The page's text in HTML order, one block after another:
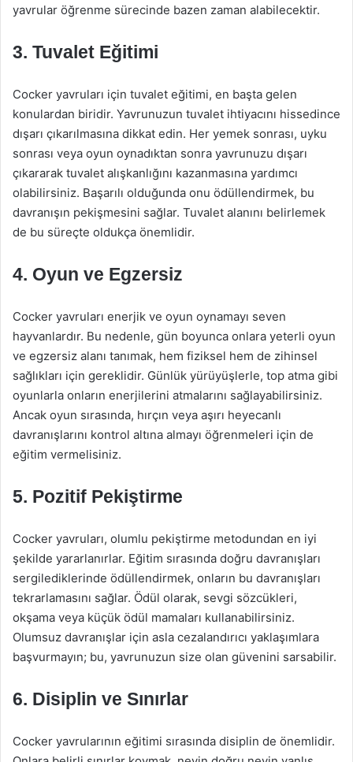
yavrular öğrenme sürecinde bazen zaman alabilecektir.
3. Tuvalet Eğitimi
Cocker yavruları için tuvalet eğitimi, en başta gelen
konulardan biridir. Yavrunuzun tuvalet ihtiyacını hissedince
dışarı çıkarılmasına dikkat edin. Her yemek sonrası, uyku
sonrası veya oyun oynadıktan sonra yavrunuzu dışarı
çıkararak tuvalet alışkanlığını kazanmasına yardımcı
olabilirsiniz. Başarılı olduğunda onu ödüllendirmek, bu
davranışın pekişmesini sağlar. Tuvalet alanını belirlemek
de bu süreçte oldukça önemlidir.
4. Oyun ve Egzersiz
Cocker yavruları enerjik ve oyun oynamayı seven
hayvanlardır. Bu nedenle, gün boyunca onlara yeterli oyun
ve egzersiz alanı tanımak, hem fiziksel hem de zihinsel
sağlıkları için gereklidir. Günlük yürüyüşlerle, top atma gibi
oyunlarla onların enerjilerini atmalarını sağlayabilirsiniz.
Ancak oyun sırasında, hırçın veya aşırı heyecanlı
davranışlarını kontrol altına almayı öğrenmeleri için de
eğitim vermelisiniz.
5. Pozitif Pekiştirme
Cocker yavruları, olumlu pekiştirme metodundan en iyi
şekilde yararlanırlar. Eğitim sırasında doğru davranışları
sergilediklerinde ödüllendirmek, onların bu davranışları
tekrarlamasını sağlar. Ödül olarak, sevgi sözcükleri,
okşama veya küçük ödül mamaları kullanabilirsiniz.
Olumsuz davranışlar için asla cezalandırıcı yaklaşımlara
başvurmayın; bu, yavrunuzun size olan güvenini sarsabilir.
6. Disiplin ve Sınırlar
Cocker yavrularının eğitimi sırasında disiplin de önemlidir.